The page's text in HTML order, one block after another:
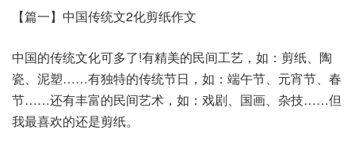
【篇一】中国传统文2化剪纸作文
中国的传统文化可多了!有精美的民间工艺，如：剪纸、陶
瓷、泥塑……有独特的传统节日，如：端午节、元宵节、春
节……还有丰富的民间艺术，如：戏剧、国画、杂技……但
我最喜欢的还是剪纸。